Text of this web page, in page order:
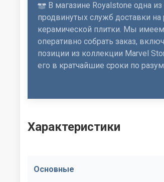
В магазине Royalstone одна
продвинутых служб доставки
керамической плитки. Мы
оперативно собрать заказ,
позиции из коллекции Marvel
его в кратчайшие сроки по
Характеристики
Основные